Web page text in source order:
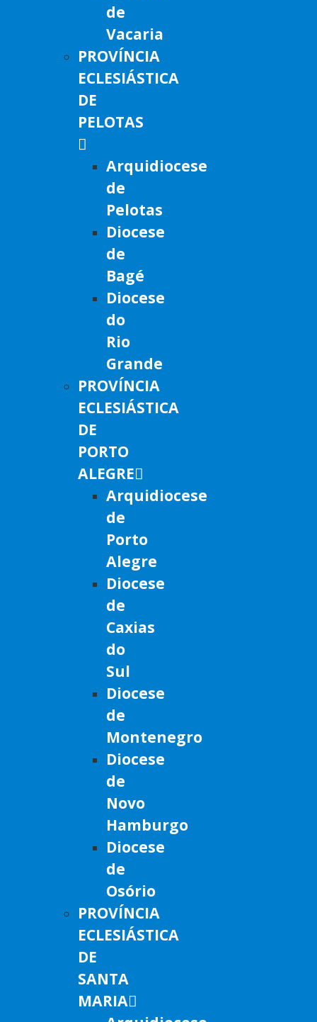
de
Vacaria
PROVÍNCIA
ECLESIÁSTICA
DE
PELOTAS
Arquidiocese
de
Pelotas
Diocese
de
Bagé
Diocese
do
Rio
Grande
PROVÍNCIA
ECLESIÁSTICA
DE
PORTO
ALEGRE
Arquidiocese
de
Porto
Alegre
Diocese
de
Caxias
do
Sul
Diocese
de
Montenegro
Diocese
de
Novo
Hamburgo
Diocese
de
Osório
PROVÍNCIA
ECLESIÁSTICA
DE
SANTA
MARIA